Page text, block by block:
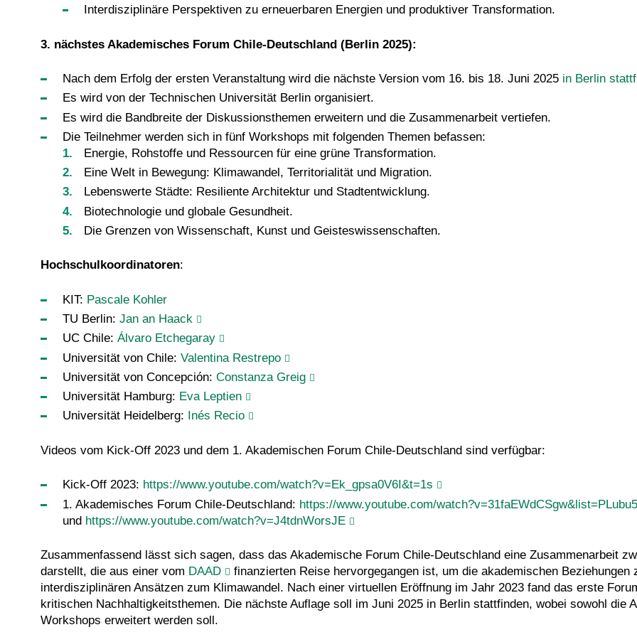
Interdisziplinäre Perspektiven zu erneuerbaren Energien und produktiver Transformation.
3. nächstes Akademisches Forum Chile-Deutschland (Berlin 2025):
Nach dem Erfolg der ersten Veranstaltung wird die nächste Version vom 16. bis 18. Juni 2025 in Berlin
Es wird von der Technischen Universität Berlin organisiert.
Es wird die Bandbreite der Diskussionsthemen erweitern und die Zusammenarbeit vertiefen.
Die Teilnehmer werden sich in fünf Workshops mit folgenden Themen befassen:
Energie, Rohstoffe und Ressourcen für eine grüne Transformation.
Eine Welt in Bewegung: Klimawandel, Territorialität und Migration.
Lebenswerte Städte: Resiliente Architektur und Stadtentwicklung.
Biotechnologie und globale Gesundheit.
Die Grenzen von Wissenschaft, Kunst und Geisteswissenschaften.
Hochschulkoordinatoren:
KIT: Pascale Kohler
TU Berlin: Jan an Haack
UC Chile: Álvaro Etchegaray
Universität von Chile: Valentina Restrepo
Universität von Concepción: Constanza Greig
Universität Hamburg: Eva Leptien
Universität Heidelberg:
Inés Recio
Videos vom Kick-Off 2023 und dem 1. Akademischen Forum Chile-Deutschland sind verfügbar:
Kick-Off 2023: https://www.youtube.com/watch?v=Ek_gpsa0V6I&t=1s
1. Akademisches Forum Chile-Deutschland: https://www.youtube.com/
und https://www.youtube.com/watch?v=J4tdnWorsJE
Zusammenfassend lässt sich sagen, dass das Akademische Forum Chile-Deutschland eine Zusammenarbeit
darstellt, die aus einer vom DAAD
finanzierten Reise hervorgegangen ist, um die akademischen
interdisziplinären Ansätzen zum Klimawandel. Nach einer virtuellen Eröffnung im Jahr 2023 fand das erste
kritischen Nachhaltigkeitsthemen. Die nächste Auflage soll im Juni 2025 in Berlin stattfinden, wobei sowohl die
Workshops erweitert werden soll.